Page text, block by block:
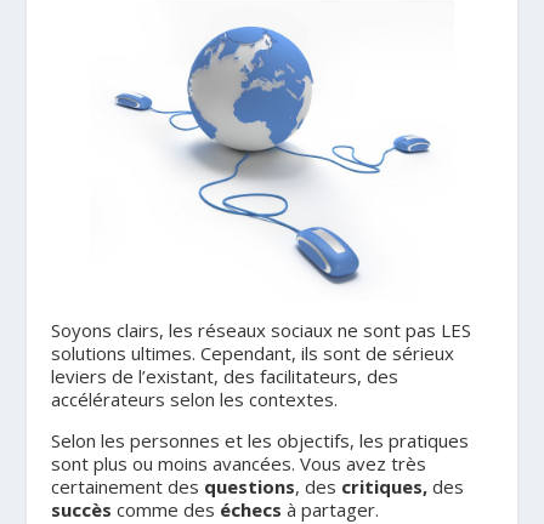
Soyons clairs, les réseaux sociaux ne sont pas LES
solutions ultimes. Cependant, ils sont de sérieux
leviers de l’existant, des facilitateurs, des
accélérateurs selon les contextes.
Selon les personnes et les objectifs, les pratiques
sont plus ou moins avancées. Vous avez très
certainement des questions, des critiques, des
succès comme des échecs à partager.